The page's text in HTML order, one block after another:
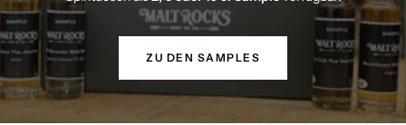
ZU DEN SAMPLES